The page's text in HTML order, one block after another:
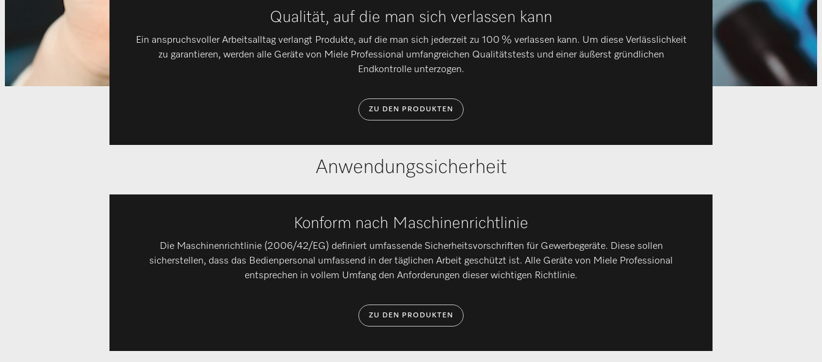
Qualität, auf die man sich verlassen kann
Ein anspruchsvoller Arbeitsalltag verlangt Produkte, auf die man sich jederzeit zu 100 % verlassen kann. Um diese Verlässlichkeit
zu garantieren, werden alle Geräte von Miele Professional umfangreichen Qualitätstests und einer äußerst gründlichen
Endkontrolle unterzogen.
ZU DEN PRODUKTEN
Anwendungssicherheit
Konform nach Maschinenrichtlinie
Die Maschinenrichtlinie (2006/42/EG) definiert umfassende Sicherheitsvorschriften für Gewerbegeräte. Diese sollen
sicherstellen, dass das Bedienpersonal umfassend in der täglichen Arbeit geschützt ist. Alle Geräte von Miele Professional
entsprechen in vollem Umfang den Anforderungen dieser wichtigen Richtlinie.
ZU DEN PRODUKTEN